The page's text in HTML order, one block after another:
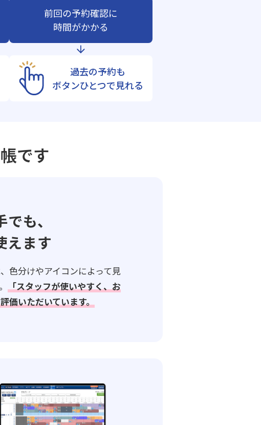
前回の予約確認に
時間がかかる
過去の予約も
ボタンひとつで見れる
です
も、
えます
色分けやアイコンによって見
「スタッフが使いやすく、お
価いただいています。